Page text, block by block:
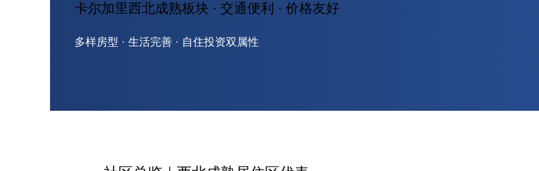
卡尔加里西北成熟板块 · 交通便利 · 价格友好
多样房型 · 生活完善 · 自住投资双属性